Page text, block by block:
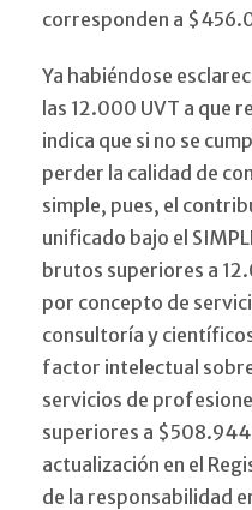
corresponden a
Ya habiéndose
las 12.000 UVT a que
indica que si no se
perder la calidad de
simple, pues, el
unificado bajo el
brutos superiores a
por concepto de
consultoría y
factor intelectual
servicios de
superiores a
actualización en el
de la responsabilidad